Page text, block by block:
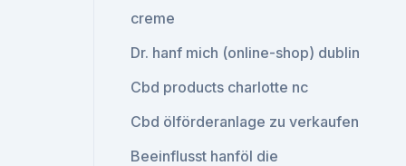
creme
Dr. hanf mich (online-shop) dublin
Cbd products charlotte nc
Cbd ölförderanlage zu verkaufen
Beeinflusst hanföl die